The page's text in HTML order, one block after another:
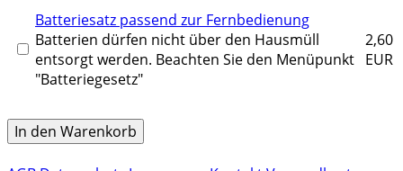
Batteriesatz passend zur Fernbedienung
Batterien dürfen nicht über den Hausmüll
entsorgt werden. Beachten Sie den Menüpunkt
"Batteriegesetz"
2,60
EUR
In den Warenkorb